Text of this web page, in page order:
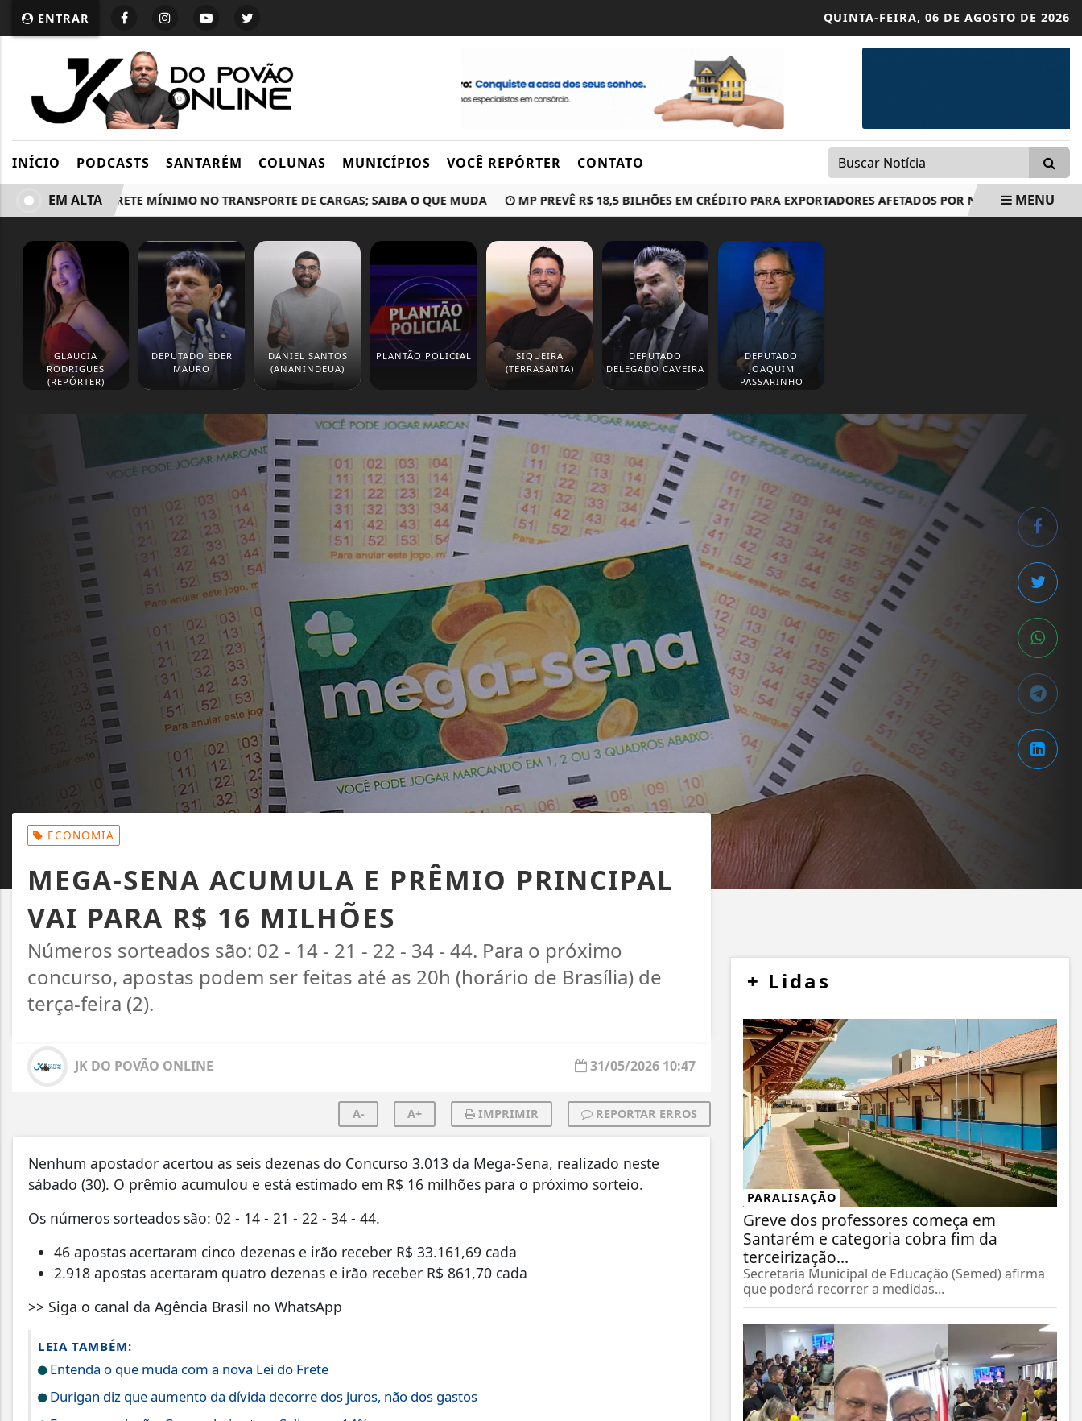
ENTRAR QUINTA-FEIRA, 06 DE AGOSTO DE 2026
INÍCIO PODCASTS SANTARÉM COLUNAS MUNICÍPIOS VOCÊ REPÓRTER CONTATO
GARANTE FRETE MÍNIMO NO TRANSPORTE DE CARGAS; SAIBA O QUE MUDA MP PREVÊ R$ 18,5 BILHÕES EM CRÉDITO PARA EXPORTADORES AFETADOS POR NOVO TARIFAÇO DOS EUA
EM ALTA MENU
GLAUCIA
RODRIGUES
(REPÓRTER)
DEPUTADO EDER
MAURO
DANIEL SANTOS
(ANANINDEUA)
PLANTÃO POLICIAL
SIQUEIRA
(TERRASANTA)
DEPUTADO
DELEGADO CAVEIRA
DEPUTADO
JOAQUIM
PASSARINHO
ECONOMIA
MEGA-SENA ACUMULA E PRÊMIO PRINCIPAL
VAI PARA R$ 16 MILHÕES
Números sorteados são: 02 - 14 - 21 - 22 - 34 - 44. Para o próximo
concurso, apostas podem ser feitas até as 20h (horário de Brasília) de
terça-feira (2).
JK DO POVÃO ONLINE 31/05/2026 10:47
A- A+ IMPRIMIR REPORTAR ERROS
Nenhum apostador acertou as seis dezenas do Concurso 3.013 da Mega-Sena, realizado neste
sábado (30). O prêmio acumulou e está estimado em R$ 16 milhões para o próximo sorteio.
Os números sorteados são: 02 - 14 - 21 - 22 - 34 - 44.
46 apostas acertaram cinco dezenas e irão receber R$ 33.161,69 cada
2.918 apostas acertaram quatro dezenas e irão receber R$ 861,70 cada
>> Siga o canal da Agência Brasil no WhatsApp
LEIA TAMBÉM:
Entenda o que muda com a nova Lei do Frete
Durigan diz que aumento da dívida decorre dos juros, não dos gastos
+ Lidas
PARALISAÇÃO
Greve dos professores começa em
Santarém e categoria cobra fim da
terceirização...
Secretaria Municipal de Educação (Semed) afirma
que poderá recorrer a medidas...